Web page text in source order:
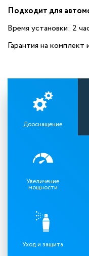
Подходит для
Время установки: 2
Гарантия на комплект
Дооснащение
Увеличение
мощности
Уход и защита